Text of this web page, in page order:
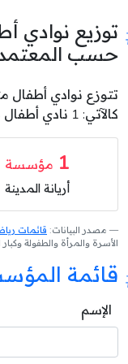
توزيع نوادي
حسب
تتوزع نوادي أطفال
كالآتي: 1 نادي أطفال متنقل بمعتمدية أريانة المدينة .
1 مؤسسة
أريانة المدينة
مصدر البيانات: قائمات
الأسرة والمرأة والطفولة وكبار السن بتاريخ 2026/
قائمة
الإسم